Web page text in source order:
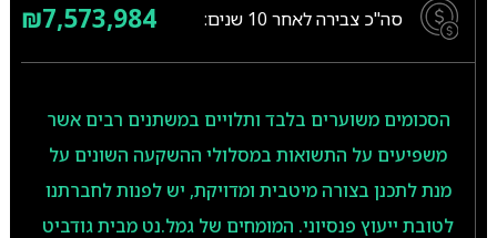
סה"כ צבירה לאחר 10 שנים: ₪7,573,984
הסכומים משוערים בלבד ותלויים במשתנים רבים אשר
משפיעים על התשואות במסלולי ההשקעה השונים על
מנת לתכנן בצורה מיטבית ומדויקת, יש לפנות לחברתנו
לטובת ייעוץ פנסיוני. המומחים של גמל.נט מבית גודביט